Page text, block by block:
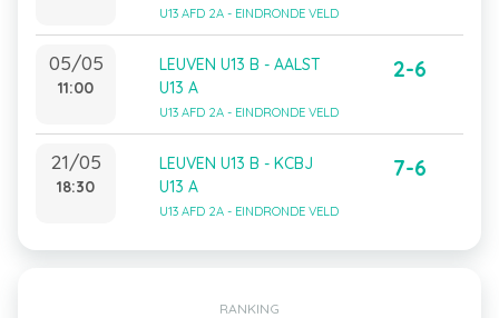
U13 AFD 2A - EINDRONDE VELD
05/05
11:00
LEUVEN U13 B - AALST
U13 A
U13 AFD 2A - EINDRONDE VELD
2-6
21/05
18:30
LEUVEN U13 B - KCBJ
U13 A
U13 AFD 2A - EINDRONDE VELD
7-6
RANKING